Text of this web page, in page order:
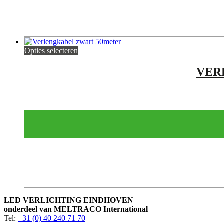
Opties selecteren
LED VERLICHTING EINDHOVEN
onderdeel van MELTRACO International
Tel: +31 (0) 40 240 71 70